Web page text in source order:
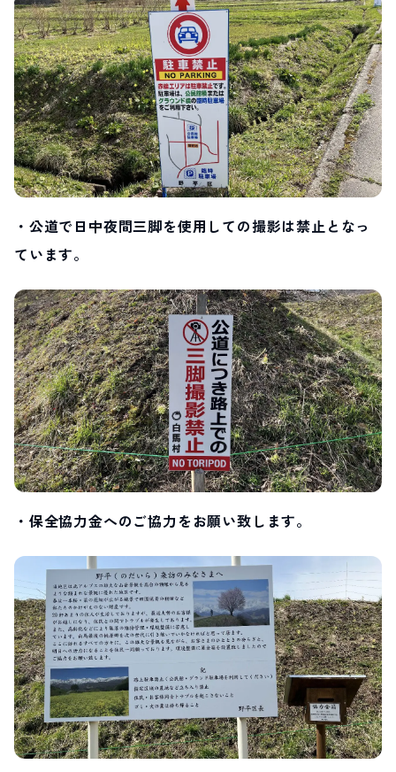
お問い合わせ
白馬村観光局インフォメーション
399-9301 長野県北安曇郡白馬村北城5497
Snow Peak LAND STATION HAKUBA内
営業時間：9:00～17:00 定休日：無休
検索する
・公道で日中夜間三脚を使用しての撮影は禁止となっ
ています。
・保全協力金へのご協力をお願い致します。